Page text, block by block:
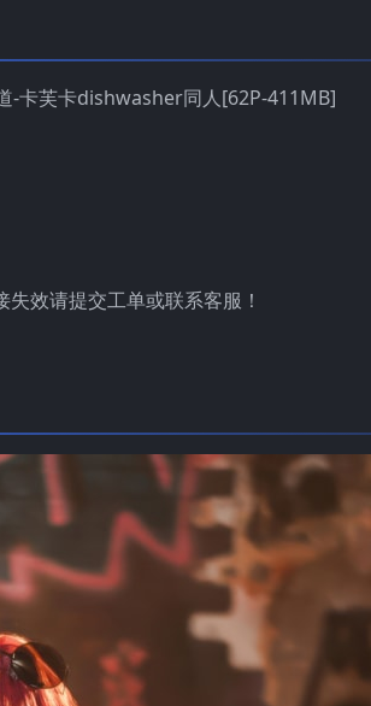
-卡芙卡dishwasher同人[62P-411MB]
效请提交工单或联系客服！